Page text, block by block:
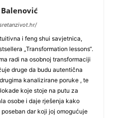
i feng shui savjetnica,
„Transformation lessons“.
radi na osobnoj transformaciji
druge da budu autentična
kanalizirane poruke , te
koje stoje na putu za
osobe i daje rješenja kako
dar koji joj omogućuje